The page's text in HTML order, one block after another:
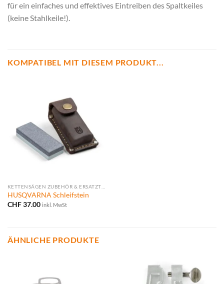
für ein einfaches und effektives Eintreiben des Spaltkeiles
(keine Stahlkeile!).
KOMPATIBEL MIT DIESEM PRODUKT...
HUSQVARNA Schleifstein
CHF37.00 inkl. MwSt
ÄHNLICHE PRODUKTE